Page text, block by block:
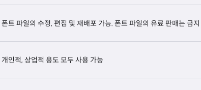
폰트 파일의 수정, 편집 및 재배포 가능. 폰트 파일의 유료 판매는 금지
개인적, 상업적 용도 모두 사용 가능